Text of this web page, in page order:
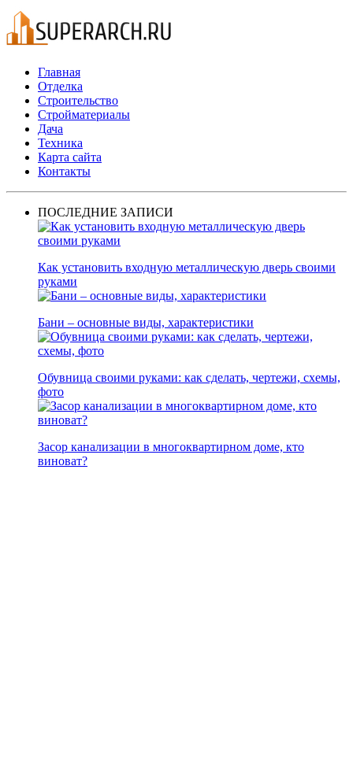
Главная
Отделка
Строительство
Стройматериалы
Дача
Техника
Карта сайта
Контакты
ПОСЛЕДНИЕ ЗАПИСИ
Как установить входную металлическую дверь своими
руками
Бани – основные виды, характеристики
Обувница своими руками: как сделать, чертежи, схемы,
фото
Засор канализации в многоквартирном доме, кто
виноват?